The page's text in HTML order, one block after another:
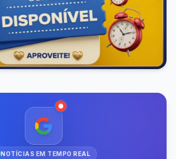
NOTÍCIAS EM TEMPO REAL